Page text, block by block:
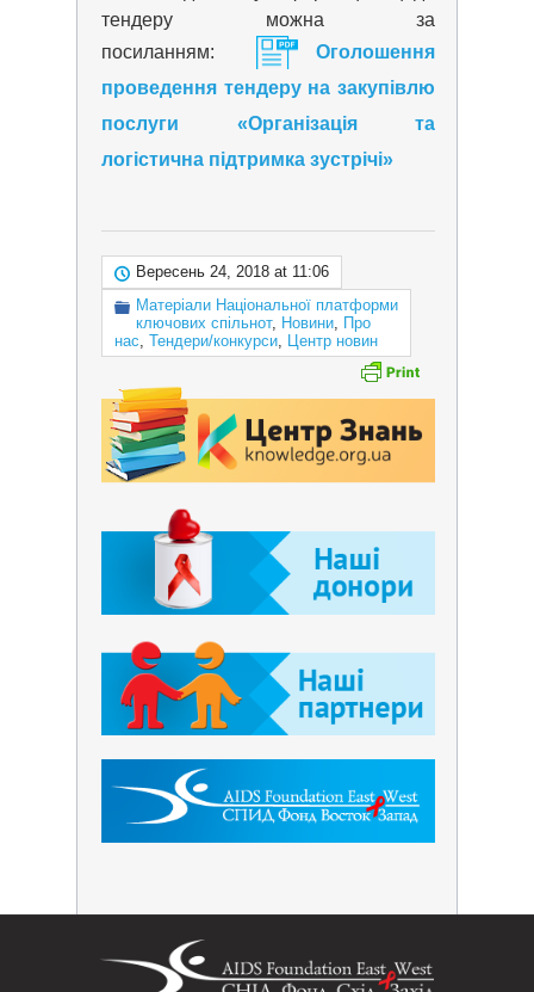
тендеру можна за
посиланням:
Оголошення
проведення тендеру на закупівлю
послуги «Організація та
логістична підтримка зустрічі»
Вересень 24, 2018 at 11:06
Матеріали Національної платформи
ключових спільнот, Новини
Про
нас Тендери/конкурси Центр новин